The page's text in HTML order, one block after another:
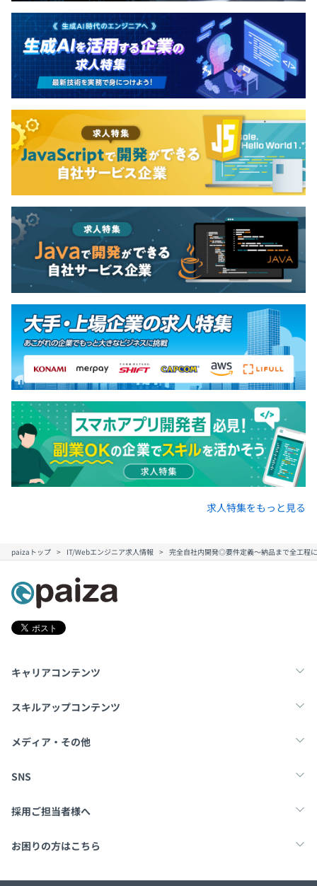
▶︎モバイルアプリ：iOS／Android向けのBluetooth接続
による監視・計測アプリケーション。
▶︎対応プロトコル：UDS、KWP2000、CCP、XCPなどの
産業標準プロトコルに準拠。
◆当社の開発プロセス
要件定義から設計、開発、評価、納品まで自社内で完結。
C／C++／C# を中心とした高い技術力と密なコミュニケー
ションにより、産業現場の厳しい要求に応える高品質なソ
フトウェアを実現します。
【開発実績】
■カスタムボード向けOSのポーティング・カスタマイズ
■IoT機器向けセンサーデータ収集・クラウド連携アプリ
の開発
■デバイスドライバの改造、OSSの不具合修正
技術書は会社で購入します。書籍貸し出し制度もありま
す。
Windouwsノートパソコン
+
ディスプレイ2台
上記予定です。
ガジェット購入支援制度あり。
ウォーターフォール、アジャイル
価までをおこなう、オーソドックスな開発プロセスで進め
入れています。
どの仮想化ソフトをインストールし、仮想Linuxマシンを
います。
無期雇用
3カ月（待遇の変更はありません）
求人特集をもっと見る
paizaトップ IT/Webエンジニア求人情報 完全自社内開発◎要件定義〜納品まで全工程
キャリアコンテンツ
転職・キャリア
スキルアップコンテンツ
学習
メディア・その他
Tech Team Journal
SNS
X
採用ご担当者様へ
採用・教育をお考えの企業様へ
お困りの方はこちら
paizaとは？ お問い合わせ・FAQ